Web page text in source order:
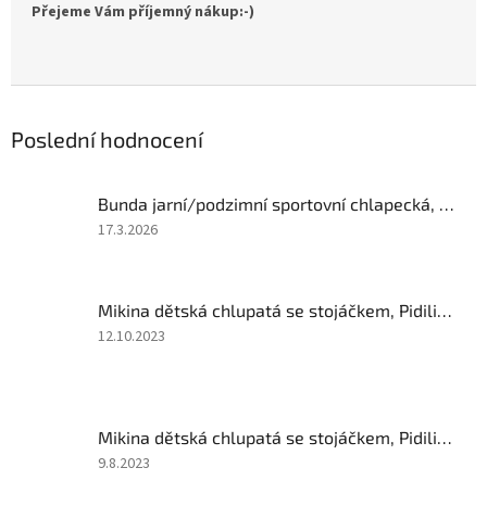
Přejeme Vám příjemný nákup:-)
Poslední hodnocení
Bunda jarní/podzimní sportovní chlapecká, Pidilidi, PD1100-02, Kluk
Hodnocení
z
5
17.3.2026
Mikina dětská chlupatá se stojáčkem, Pidilidi, PD1114-03, růžová
Hodnocení
5
hvězdiček.
12.10.2023
Mikina dětská chlupatá se stojáčkem, Pidilidi, PD1114-06, fialová
Hodnocení
9.8.2023